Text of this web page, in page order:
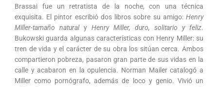
Brassai fue un retratista de la noche, con una técnica
exquisita. El pintor escribió dos libros sobre su amigo: Henry
Miller-tamaño naturaly Henry Miller, duro, solitario y feliz.
Bukowski guarda algunas características con Henry Miller: su
tren de vida y el carácter de su obra los sitúan cerca. Ambos
compartieron pobreza, pasaron gran parte de sus vidas en la
calle y acabaron en la opulencia. Norman Mailer catalogó a
Miller como pornógrafo, además de loco y genio. Vivió un